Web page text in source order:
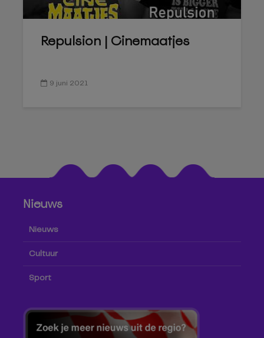
Repulsion | Cinemaatjes
9 juni 2021
Nieuws
Nieuws
Cultuur
Sport